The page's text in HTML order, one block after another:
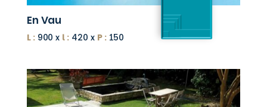
En Vau
L :900 x l :420 x P :150